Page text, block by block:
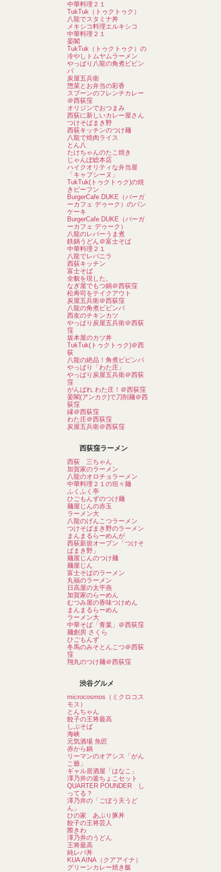
中華料理２１
TukTuk（トゥクトゥク）
八龍でスタミナ丼
メキシコ料理エルキシコ
中華料理２１
晏閣
TukTuk（トゥクトゥク）の
冷やしトムヤムラーメン
やっぱり八龍の角煮ビビン
バ
炭屋五兵衛
惣菜とお弁当の彩香
スプーンのフレンチカレー
＠西荻窪
オリジンでおつまみ
西荻に新しいカレー屋さん
つけそばまき野
西荻キッチンのつけ麺
八龍で焼肉ライス
とん八
たけちゃんのたこ焼き
じゃんぼ総本店
ハイクオリティな弁当屋
「キャプシーヌ」
TukTuk(トゥクトゥク)の焼
きビーフン
BurgerCafe DUKE（バーガ
ーカフェ デゥーク）のパン
ケーキ
BurgerCafe DUKE（バーガ
ーカフェ デゥーク）
八龍のレバーうま煮
鉄鍋うどん＠富士そば
中華料理２１
八龍でレバニラ
西荻キッチン
富士そば
全貌を現した。
なぎ屋でもつ鍋＠西荻窪
松寿司をテイクアウト
炭屋五兵衛＠西荻窪
八龍の角煮ビビンバ
西友のチキンカツ
やっぱり炭屋五兵衛＠西荻
窪
坂本屋のカツ丼
TukTuk(トゥクトゥク)＠西
荻
八龍の絶品！角煮ビビンバ
やっぱり「わた庄」
やっぱり炭屋五兵衛＠西荻
窪
がんばれ わた庄！＠西荻窪
晏閣(アンカク)で刀削麺＠西
荻窪
縁＠西荻窪
わた庄＠西荻窪
炭屋五兵衛＠西荻窪
西荻窪ラーメン
西荻 三ちゃん
加賀家のラーメン
八龍のオロチョラーメン
中華料理２１の坦々麺
ふくふく亭
ひごもんずのつけ麺
麺屋じんの赤玉
ラーメン大
八龍のげんこつラーメン
つけそばまき野のラーメン
まんまるらーめんが
西荻新規オープン「つけそ
ばまき野」
麺屋じんのつけ麺
麺屋じん
富士そばのラーメン
丸福のラーメン
日高屋の太平燕
加賀家のらーめん
むつみ屋の香味つけめん
まんまるらーめん
ラーメン大
中華そば「青葉」＠西荻窪
麺創房 さくら
ひごもんず
冬馬のみそとんこつ＠西荻
窪
翔丸のつけ麺＠西荻窪
渋谷グルメ
microcosmos（ミクロコス
モス）
とんちゃん
餃子の王将最高
しぶそば
海峡
元気酒場 魚匠
赤から鍋
リーマンのオアシス「がん
こ爺」
ギャル居酒屋「はなこ」
澤乃井の釜ちょこセット
QUARTER POUNDER し
ってる？
澤乃井の「ごぼう天うど
ん」
ひの家 あぶり豚丼
餃子の王将芸人
際きわ
澤乃井のうどん
王将最高
純レバ丼
KUA AINA（クアアイナ）
グリーンカレー焼き飯